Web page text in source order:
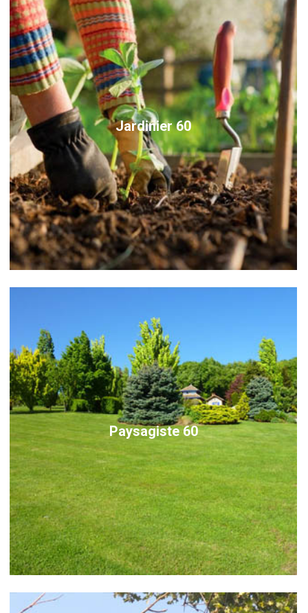
Jardinier 60
Paysagiste 60